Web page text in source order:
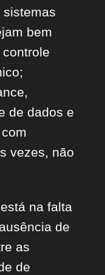
sistemas
bem
de dados e
vezes, não
na falta
de
as
de